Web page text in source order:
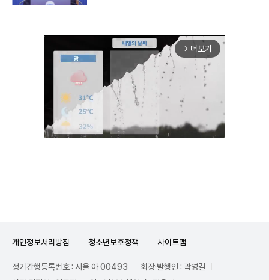
arrow_forward_ios 더보기
개인정보처리방침 청소년보호정책 사이트맵
정기간행등록번호 : 서울 아 00493
회장·발행인 : 곽영길